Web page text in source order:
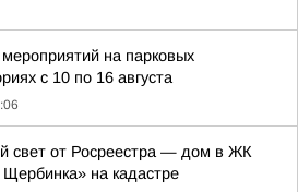
на парковых
с 10 по 16 августа
свет от Росреестра — дом в ЖК
на кадастре